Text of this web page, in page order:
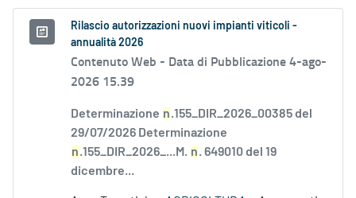
Rilascio autorizzazioni nuovi impianti viticoli -
annualità 2026
Contenuto Web - Data di Pubblicazione 4-ago-
2026 15.39
Determinazione n.155_DIR_2026_00385 del
29/07/2026 Determinazione
n.155_DIR_2026_...M. n. 649010 del 19
dicembre...